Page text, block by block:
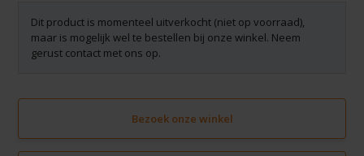
Dit product is momenteel uitverkocht (niet op voorraad),
maar is mogelijk wel te bestellen bij onze winkel. Neem
gerust contact met ons op.
Bezoek onze winkel